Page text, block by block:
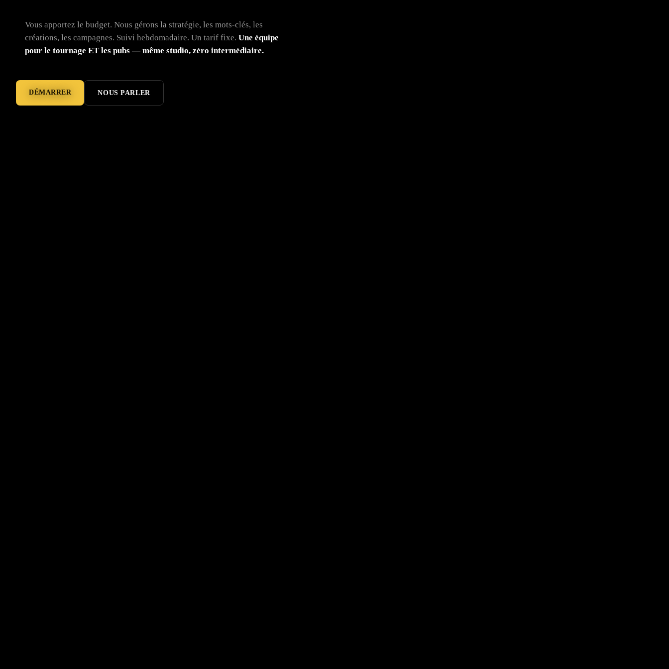
Vous apportez le budget. Nous gérons la stratégie, les mots-clés, les
créations, les campagnes. Suivi hebdomadaire. Un tarif fixe. Une équipe
pour le tournage ET les pubs — même studio, zéro intermédiaire.
DÉMARRER NOUS PARLER